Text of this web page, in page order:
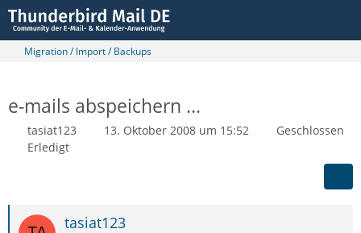
Migration / Import / Backups
e-mails abspeichern ...
tasiat123 13. Oktober 2008 um 15:52
Geschlossen
Erledigt
tasiat123